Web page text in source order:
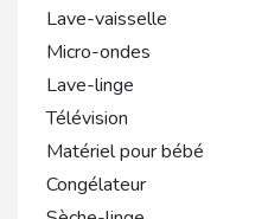
Lave-vaisselle
Micro-ondes
Lave-linge
Télévision
Matériel pour bébé
Congélateur